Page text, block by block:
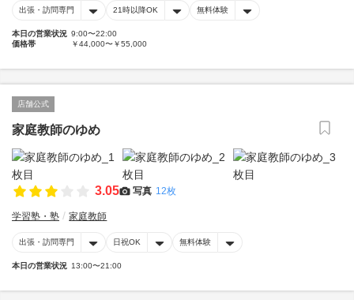
出張・訪問専門 21時以降OK 無料体験
本日の営業状況 9:00〜22:00
価格帯
￥44,000〜￥55,000
店舗公式
家庭教師のゆめ
3.05 写真 12枚
学習塾・塾 家庭教師
出張・訪問専門 日祝OK 無料体験
本日の営業状況 13:00〜21:00